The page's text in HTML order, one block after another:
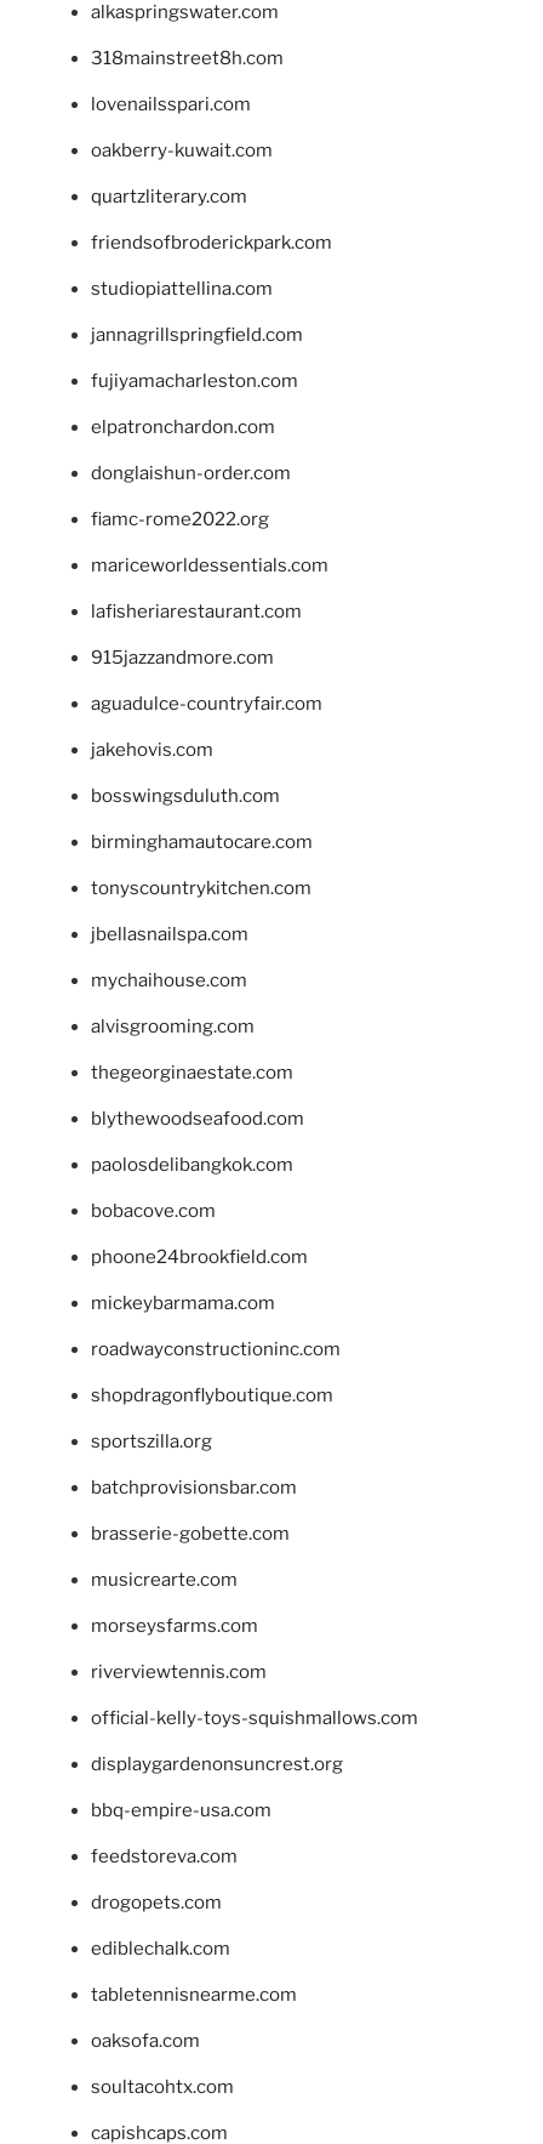
alkaspringswater.com
318mainstreet8h.com
lovenailsspari.com
oakberry-kuwait.com
quartzliterary.com
friendsofbroderickpark.com
studiopiattellina.com
jannagrillspringfield.com
fujiyamacharleston.com
elpatronchardon.com
donglaishun-order.com
fiamc-rome2022.org
mariceworldessentials.com
lafisheriarestaurant.com
915jazzandmore.com
aguadulce-countryfair.com
jakehovis.com
bosswingsduluth.com
birminghamautocare.com
tonyscountrykitchen.com
jbellasnailspa.com
mychaihouse.com
alvisgrooming.com
thegeorginaestate.com
blythewoodseafood.com
paolosdelibangkok.com
bobacove.com
phoone24brookfield.com
mickeybarmama.com
roadwayconstructioninc.com
shopdragonflyboutique.com
sportszilla.org
batchprovisionsbar.com
brasserie-gobette.com
musicrearte.com
morseysfarms.com
riverviewtennis.com
official-kelly-toys-squishmallows.com
displaygardenonsuncrest.org
bbq-empire-usa.com
feedstoreva.com
drogopets.com
ediblechalk.com
tabletennisnearme.com
oaksofa.com
soultacohtx.com
capishcaps.com